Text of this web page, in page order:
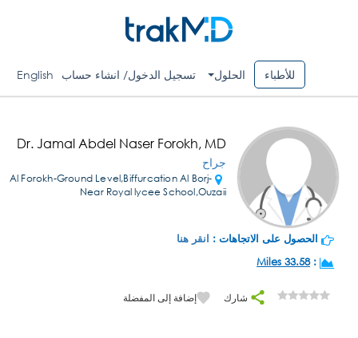
للأطباء الحلول تسجيل الدخول/ انشاء حساب English
Dr. Jamal Abdel Naser Forokh, MD
جراح
Al Forokh-Ground Level,Biffurcation Al Borj-
Near Royal lycee School,Ouzaii
الحصول على الاتجاهات : انقر هنا
:
33.58 Miles
شارك إضافة إلى المفضلة